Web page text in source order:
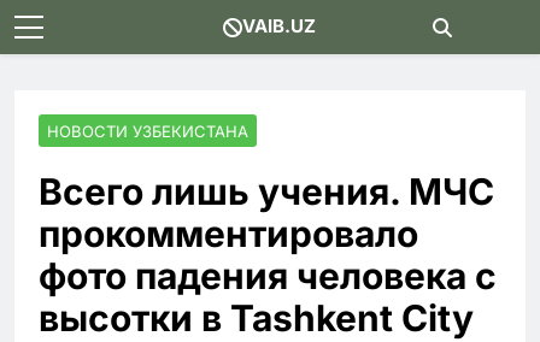
Skip
to
VAIB.UZ
НОВОСТИ УЗБЕКИСТАНА
Всего лишь учения. МЧС
прокомментировало
фото падения человека с
высотки в Tashkent City